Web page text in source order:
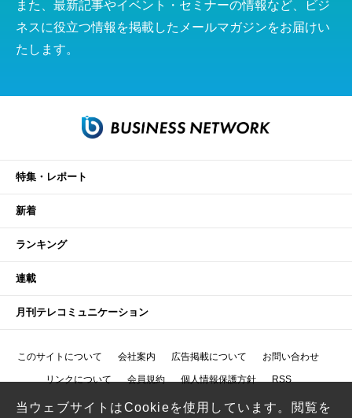
また、最新記事やイベント・セミナーの情報など、ビジ
ネスに役立つ情報を掲載したメールマガジンをお届けい
たします。
特集・レポート
新着
ランキング
連載
月刊テレコミュニケーション
このサイトについて 会社案内 広告掲載について お問い合わせ
リンクについて 会員規約 個人情報保護方針 RSS
当ウェブサイトはCookieを使用しています。閲覧を